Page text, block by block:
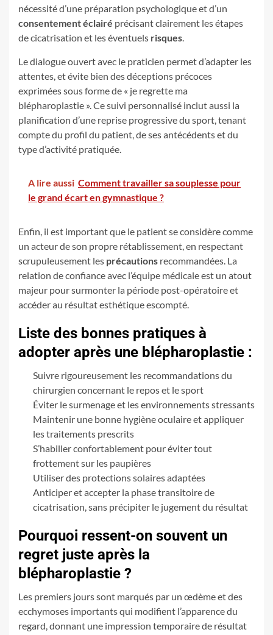
nécessité d’une préparation psychologique et d’un
consentement éclairé précisant clairement les étapes
de cicatrisation et les éventuels risques.
Le dialogue ouvert avec le praticien permet d’adapter les
attentes, et évite bien des déceptions précoces
exprimées sous forme de « je regrette ma
blépharoplastie ». Ce suivi personnalisé inclut aussi la
planification d’une reprise progressive du sport, tenant
compte du profil du patient, de ses antécédents et du
type d’activité pratiquée.
A lire aussi Comment travailler sa souplesse pour
le grand écart en gymnastique ?
Enfin, il est important que le patient se considère comme
un acteur de son propre rétablissement, en respectant
scrupuleusement les précautions recommandées. La
relation de confiance avec l’équipe médicale est un atout
majeur pour surmonter la période post-opératoire et
accéder au résultat esthétique escompté.
Liste des bonnes pratiques à
adopter après une blépharoplastie :
Suivre rigoureusement les recommandations du
chirurgien concernant le repos et le sport
Éviter le surmenage et les environnements stressants
Maintenir une bonne hygiène oculaire et appliquer
les traitements prescrits
S’habiller confortablement pour éviter tout
frottement sur les paupières
Utiliser des protections solaires adaptées
Anticiper et accepter la phase transitoire de
cicatrisation, sans précipiter le jugement du résultat
Pourquoi ressent-on souvent un
regret juste après la
blépharoplastie ?
Les premiers jours sont marqués par un œdème et des
ecchymoses importants qui modifient l’apparence du
regard, donnant une impression temporaire de résultat